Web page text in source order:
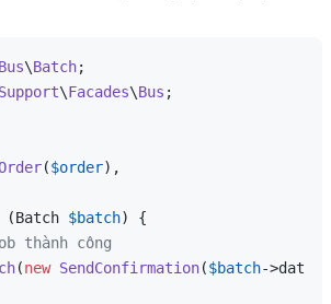
Bus\Batch
Support\Facades\Bus ;
($order),
$batch) {
thành công
(new SendConfirmation($batch->data[